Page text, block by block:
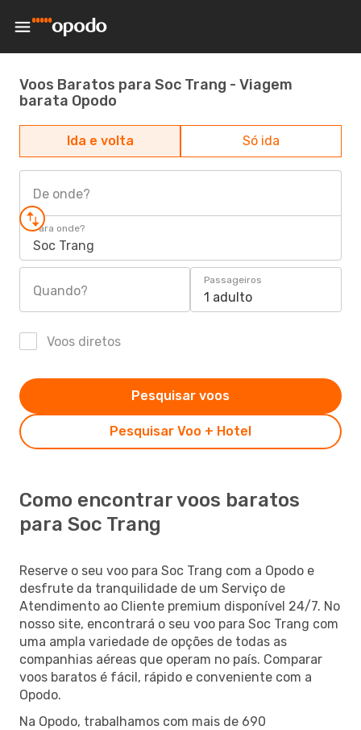
Voos Baratos para Soc Trang - Viagem
barata Opodo
Ida e volta Só ida
De onde?
Para onde?
Soc Trang
Quando?
Passageiros
1 adulto
Voos diretos
Pesquisar Voo + Hotel
Pesquisar voos
Como encontrar voos baratos
para Soc Trang
Reserve o seu voo para Soc Trang com a Opodo e
desfrute da tranquilidade de um Serviço de
Atendimento ao Cliente premium disponível 24/7. No
nosso site, encontrará o seu voo para Soc Trang com
uma ampla variedade de opções de todas as
companhias aéreas que operam no país. Comparar
voos baratos é fácil, rápido e conveniente com a
Opodo.
Na Opodo, trabalhamos com mais de 690